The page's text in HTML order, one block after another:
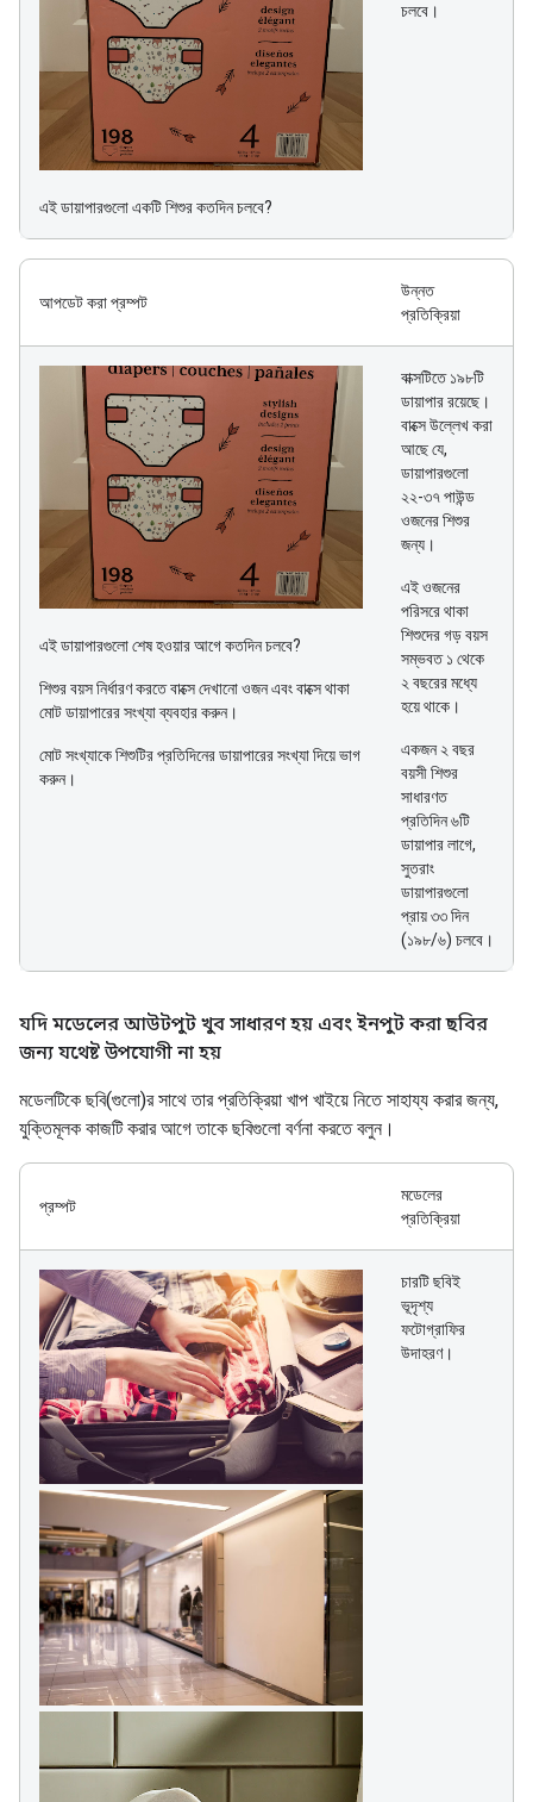
এই ডায়াপারগুলো একটি শিশুর কতদিন চলবে?
চলবে।
আপডেট করা প্রম্পট
উন্নত
প্রতিক্রিয়া
এই ডায়াপারগুলো শেষ হওয়ার আগে কতদিন চলবে?
শিশুর বয়স নির্ধারণ করতে বাক্সে দেখানো ওজন এবং বাক্সে থাকা
মোট ডায়াপারের সংখ্যা ব্যবহার করুন।
মোট সংখ্যাকে শিশুটির প্রতিদিনের ডায়াপারের সংখ্যা দিয়ে ভাগ
করুন।
বাক্সটিতে ১৯৮টি
ডায়াপার রয়েছে।
বাক্সে উল্লেখ করা
আছে যে,
ডায়াপারগুলো
২২-৩৭ পাউন্ড
ওজনের শিশুর
জন্য।
এই ওজনের
পরিসরে থাকা
শিশুদের গড় বয়স
সম্ভবত ১ থেকে
২ বছরের মধ্যে
হয়ে থাকে।
একজন ২ বছর
বয়সী শিশুর
সাধারণত
প্রতিদিন ৬টি
ডায়াপার লাগে,
সুতরাং
ডায়াপারগুলো
প্রায় ৩৩ দিন
(১৯৮/৬) চলবে।
যদি মডেলের আউটপুট খুব সাধারণ হয় এবং ইনপুট করা ছবির
জন্য যথেষ্ট উপযোগী না হয়
মডেলটিকে ছবি(গুলো)র সাথে তার প্রতিক্রিয়া খাপ খাইয়ে নিতে সাহায্য করার জন্য,
যুক্তিমূলক কাজটি করার আগে তাকে ছবিগুলো বর্ণনা করতে বলুন।
প্রম্পট
মডেলের
প্রতিক্রিয়া
চারটি ছবিই
ভূদৃশ্য
ফটোগ্রাফির
উদাহরণ।